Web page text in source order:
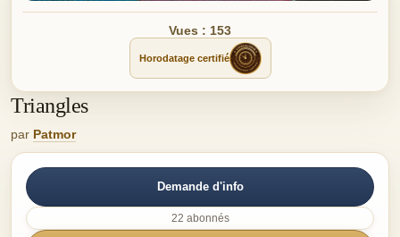
Vues : 153
Horodatage certifié
Triangles
par Patmor
Demande d'info
22 abonnés